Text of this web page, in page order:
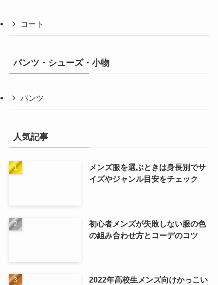
コート
パンツ・シューズ・小物
パンツ
人気記事
メンズ服を選ぶときは身長別でサ
イズやジャンル目安をチェック
初心者メンズが失敗しない服の色
の組み合わせ方とコーデのコツ
2022年高校生メンズ向けかっこい